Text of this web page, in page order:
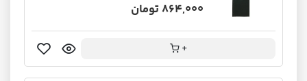
864,000 تومان
+